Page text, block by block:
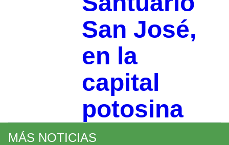
San José,
en la
capital
potosina
MÁS NOTICIAS